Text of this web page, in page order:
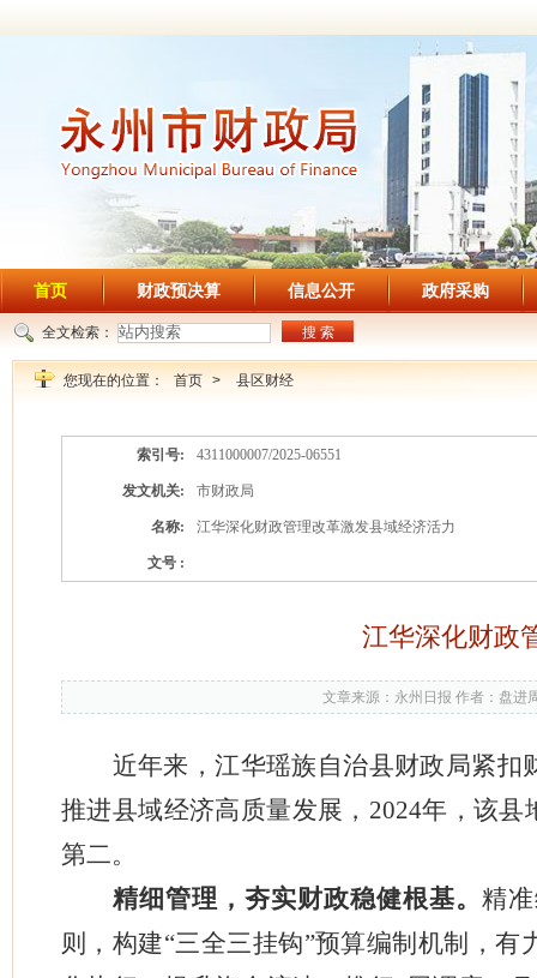
首页 财政预决算 信息公开 政府采购
搜 索
全文检索：
您现在的位置： 首页 > 县区财经
索引号: 4311000007/2025-06551
发文机关: 市财政局
名称: 江华深化财政管理改革激发县域经济活力
文号 :
江华深化财政
文章来源：永州日报 作者：盘进
近年来，江华瑶族自治县财政局紧
推进县域经济高质量发展， 2024年，该县
第二。
精细管理，夯实财政稳健根基。 精
则，构建“三全三挂钩”预算编制机制，